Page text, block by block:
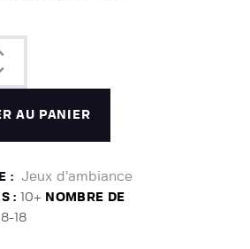
AU PANIER
: Jeux d’ambiance
:10+ NOMBRE DE
8-18